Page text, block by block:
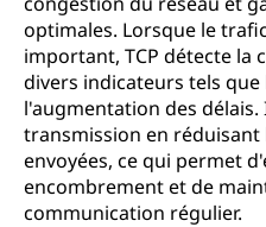
optimales. Lorsque le
important, TCP détecte la
divers indicateurs tels
l'augmentation des
transmission en
envoyées, ce qui permet
encombrement et de
communication régulier.